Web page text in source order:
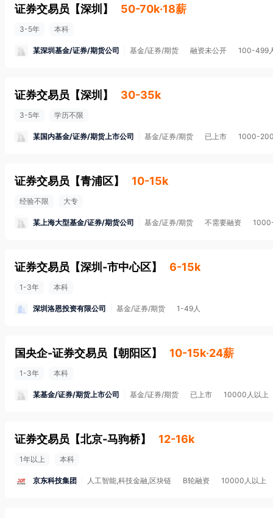
证券交易员 【深圳 】 50-70k·18薪
3-5年 本科
某深圳基金/证券/期货公司 基金/证券/期货 融资未公开 100-499
证券交易员 【深圳 】 30-35k
3-5年 学历不限
某国内基金/证券/期货上市公司 基金/证券/期货 已上市 1000-
证券交易员 【青浦区】 10-15k
经验不限 大专
某上海大型基金/证券/期货公司 基金/证券/期货 不需要融资
证券交易员 【深圳-市中心区】 6-15k
1-3年 本科
深圳洛恩投资有限公司 基金/证券/期货 1-49人
国央企-证券交易员 【朝阳区】 10-15k·24薪
1-3年 本科
某基金/证券/期货上市公司 基金/证券/期货 已上市 10000人以上
证券交易员 【北京-马驹桥】 12-16k
1年以上 本科
京东科技集团 人工智能,科技金融,区块链 B轮融资 10000人以上